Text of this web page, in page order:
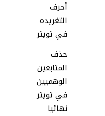
أحرف
التغريده
في تويتر
حذف
المتابعين
الوهميين
في تويتر
نهائيا